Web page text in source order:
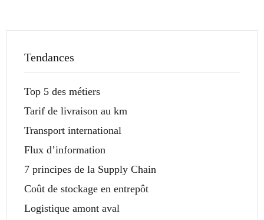
Tendances
Top 5 des métiers
Tarif de livraison au km
Transport international
Flux d’information
7 principes de la Supply Chain
Coût de stockage en entrepôt
Logistique amont aval